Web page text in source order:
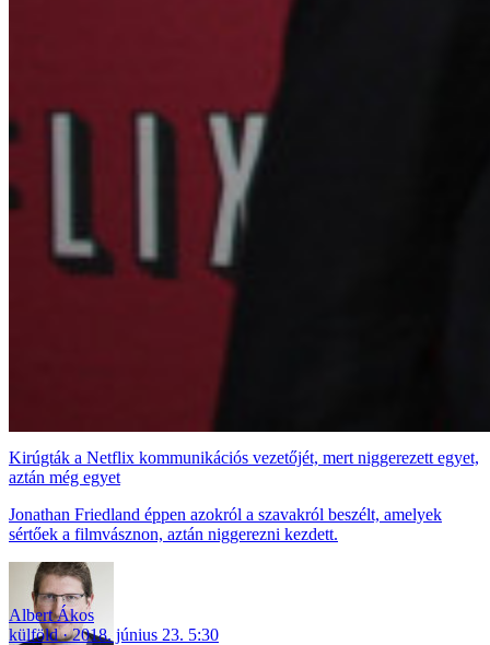
Kirúgták a Netflix kommunikációs vezetőjét, mert niggerezett egyet,
aztán még egyet
Jonathan Friedland éppen azokról a szavakról beszélt, amelyek
sértőek a filmvásznon, aztán niggerezni kezdett.
Albert Ákos
külföld
2018. június 23. 5:30